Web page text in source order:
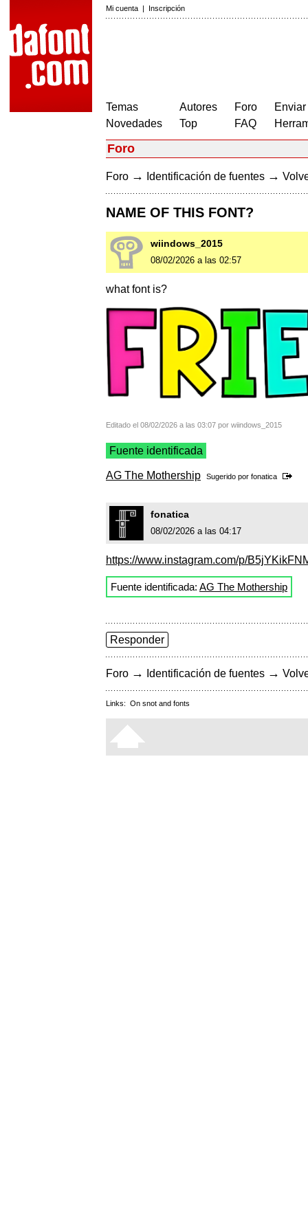
Mi cuenta | Inscripción
Temas
Novedades
Autores
Top
Foro
FAQ
Foro
Foro → Identificación de fuentes →
NAME OF THIS FONT?
wiindows_2015
08/02/2026 a las 02:57
what font is?
Editado el 08/02/2026 a las 03:07 por wiindows_2015
Fuente identificada
AG The Mothership Sugerido por fonatica
fonatica
08/02/2026 a las 04:17
https://www.instagram.com/p/
Fuente identificada: AG The Mothership
Responder
Foro → Identificación de fuentes →
Links: On snot and fonts